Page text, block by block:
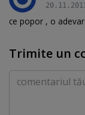
ce popor , o
Trimite un
Comentariu